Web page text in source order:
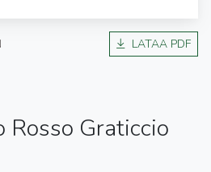
LATAA PDF
Rosso Graticcio